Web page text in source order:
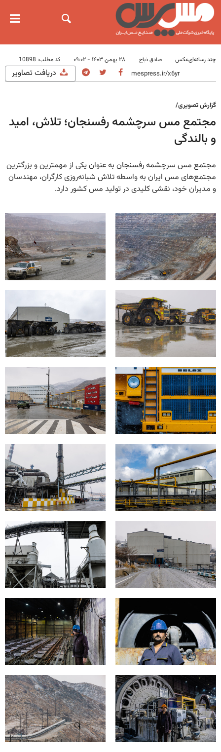
چند رسانه‌ایعکس صادق ذباح ۲۸ بهمن ۱۴۰۳ - ۰۹:۰۲ کد مطلب: 10898
دریافت تصاویر
گزارش تصویری/
مجتمع مس سرچشمه رفسنجان؛ تلاش، امید
و بالندگی
مجتمع مس سرچشمه رفسنجان به عنوان یکی از مهمترین و بزرگترین
مجتمع‌های مس ایران به واسطه تلاش شبانه‌روزی کارگران، مهندسان
و مدیران خود، نقشی کلیدی در تولید مس کشور دارد.